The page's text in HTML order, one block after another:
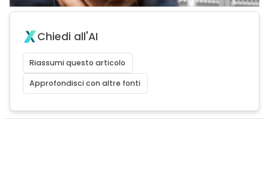
Chiedi all'AI
Riassumi questo articolo
Approfondisci con altre fonti